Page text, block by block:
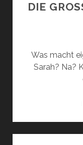
DIE
Was macht
Sarah? Na?